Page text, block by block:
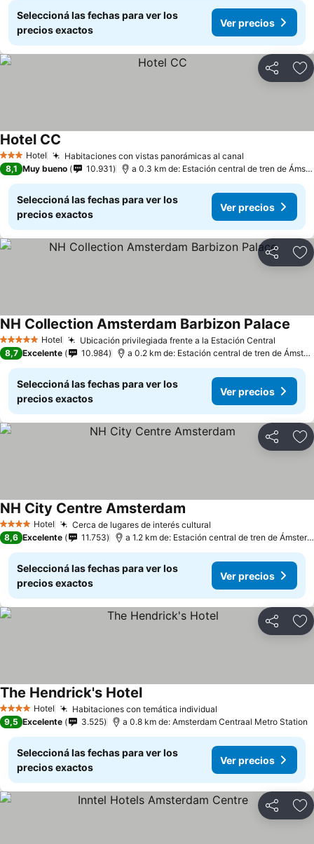
Seleccioná las fechas para ver los
precios exactos
Ver precios
Compartir
3 Estrellas
Hotel Habitaciones con vistas panorámicas al canal
Hotel CC
8,1 Muy bueno 10.931 a 0.3 km de: Estación central de tren de Ámsterdam
Seleccioná las fechas para ver los
precios exactos
Ver precios
Compartir
5 Estrellas Hotel Ubicación privilegiada frente a la Estación Central
NH Collection Amsterdam Barbizon Palace
8,7 Excelente 10.984 a 0.2 km de: Estación central de tren de Ámsterdam
Seleccioná las fechas para ver los
precios exactos
Ver precios
Compartir
4 EstrellasHotel Cerca de lugares de interés cultural
NH City Centre Amsterdam
8,6 Excelente 11.753 a 1.2 km de: Estación central de tren de Ámsterdam
Seleccioná las fechas para ver los
precios exactos
Ver precios
Compartir
4 EstrellasHotel Habitaciones con temática individual
The Hendrick's Hotel
9,5 Excelente 3.525 a 0.8 km de: Amsterdam Centraal Metro Station
Seleccioná las fechas para ver los
precios exactos
Ver precios
Compartir